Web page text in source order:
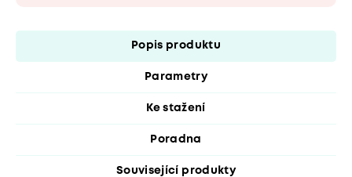
Popis produktu
Parametry
Ke stažení
Poradna
Související produkty